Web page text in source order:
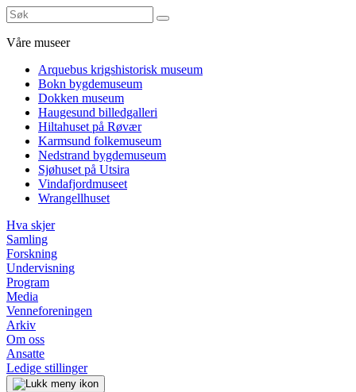
Våre museer
Arquebus krigshistorisk museum
Bokn bygdemuseum
Dokken museum
Haugesund billedgalleri
Hiltahuset på Røvær
Karmsund folkemuseum
Nedstrand bygdemuseum
Sjøhuset på Utsira
Vindafjordmuseet
Wrangellhuset
Hva skjer
Samling
Forskning
Undervisning
Program
Media
Venneforeningen
Arkiv
Om oss
Ansatte
Ledige stillinger